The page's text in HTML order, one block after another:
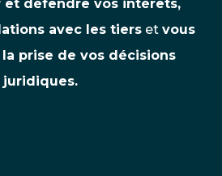
et défendre vos intérêts,
avec les tiers et vous
prise de vos décisions
juridiques.